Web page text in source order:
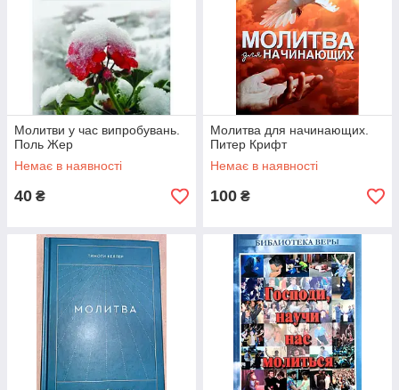
Молитви у час випробувань.
Поль Жер
Немає в наявності
40 ₴
Молитва для начинающих.
Питер Крифт
Немає в наявності
100 ₴